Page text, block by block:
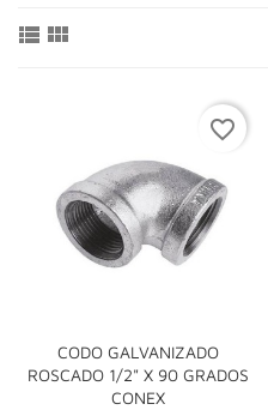
 
CODO GALVANIZADO
ROSCADO 1/2" X 90 GRADOS
CONEX
favorite_border